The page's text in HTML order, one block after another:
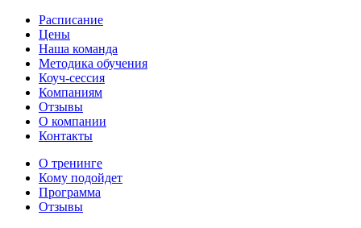
Расписание
Цены
Наша команда
Методика обучения
Коуч-сессия
Компаниям
Отзывы
О компании
Контакты
О тренинге
Кому подойдет
Программа
Отзывы